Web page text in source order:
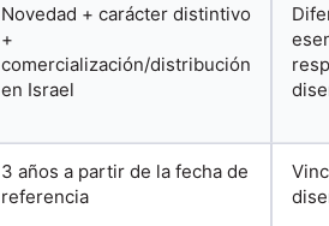
Novedad + carácter distintivo
+
comercialización/distribución
en Israel
3 años a partir de la fecha de
referencia